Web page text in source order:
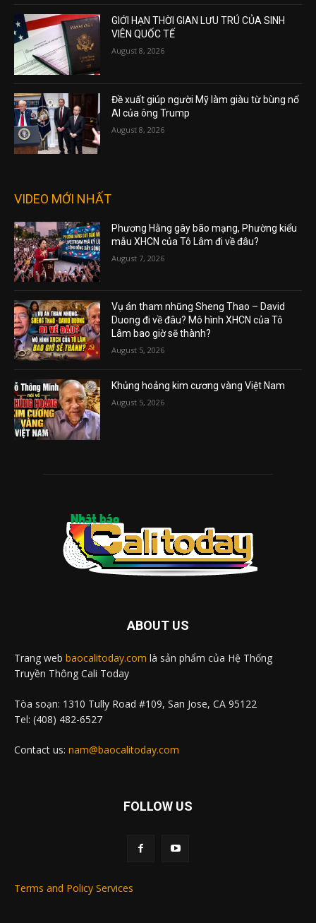
GIỚI HẠN THỜI GIAN LƯU TRÚ CỦA SINH
VIÊN QUỐC TẾ
August 8, 2026
Đề xuất giúp người Mỹ làm giàu từ bùng nổ
AI của ông Trump
August 8, 2026
VIDEO MỚI NHẤT
Phương Hằng gây bão mạng, Phường kiểu
mẫu XHCN của Tô Lâm đi về đâu?
August 7, 2026
Vụ án tham nhũng Sheng Thao – David
Duong đi về đâu? Mô hình XHCN của Tô
Lâm bao giờ sẽ thành?
August 5, 2026
Khủng hoảng kim cương vàng Việt Nam
August 5, 2026
ABOUT US
Trang web baocalitoday.com là sản phẩm của Hệ Thống
Truyền Thông Cali Today
Tòa soạn: 1310 Tully Road #109, San Jose, CA 95122
Tel: (408) 482-6527
Contact us: nam@baocalitoday.com
FOLLOW US
Terms and Policy Services